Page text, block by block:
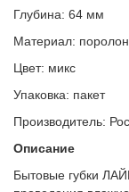
Глубина: 64 мм
Материал:
Цвет: микс
Упаковка: пакет
Производитель:
Описание
Бытовые губки